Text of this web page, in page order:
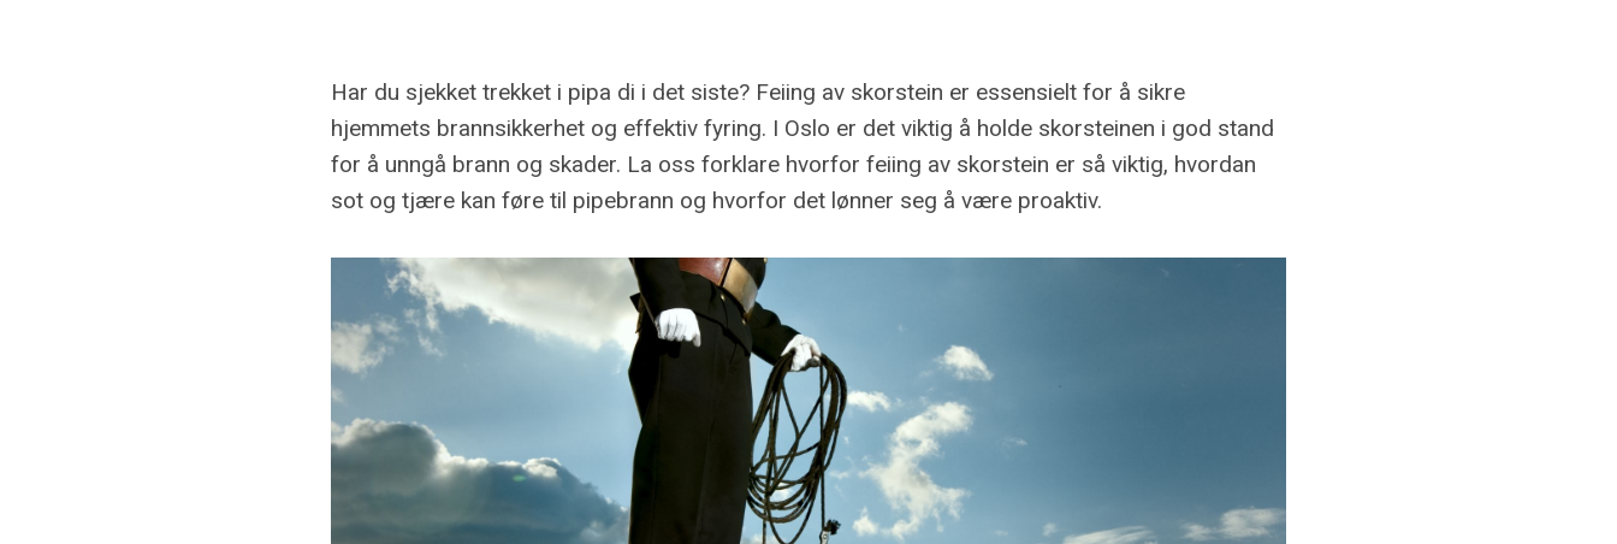
Har du sjekket trekket i pipa di i det siste? Feiing av skorstein er essensielt for å sikre
hjemmets brannsikkerhet og effektiv fyring. I Oslo er det viktig å holde skorsteinen i god stand
for å unngå brann og skader. La oss forklare hvorfor feiing av skorstein er så viktig, hvordan
sot og tjære kan føre til pipebrann og hvorfor det lønner seg å være proaktiv.